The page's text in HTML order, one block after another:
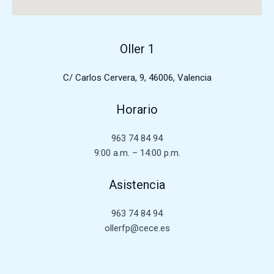
Oller 1
C/ Carlos Cervera, 9, 46006, Valencia
Horario
963 74 84 94
9:00 a.m. – 14:00 p.m.
Asistencia
963 74 84 94
ollerfp@cece.es